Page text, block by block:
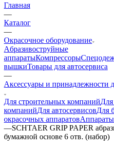
Главная
—
Каталог
—
Окрасочное оборудование
Aбразивоструйные
аппаратыКомпрессоры
вышкиТовары для автосервиса
—
Аксессуары и принадлежности
Для строительных компаний
компанийДля автосервисовДля
окрасочных аппаратов
—SCHTAER GRIP PAPER
бумажной основе 6 отв. (набор)